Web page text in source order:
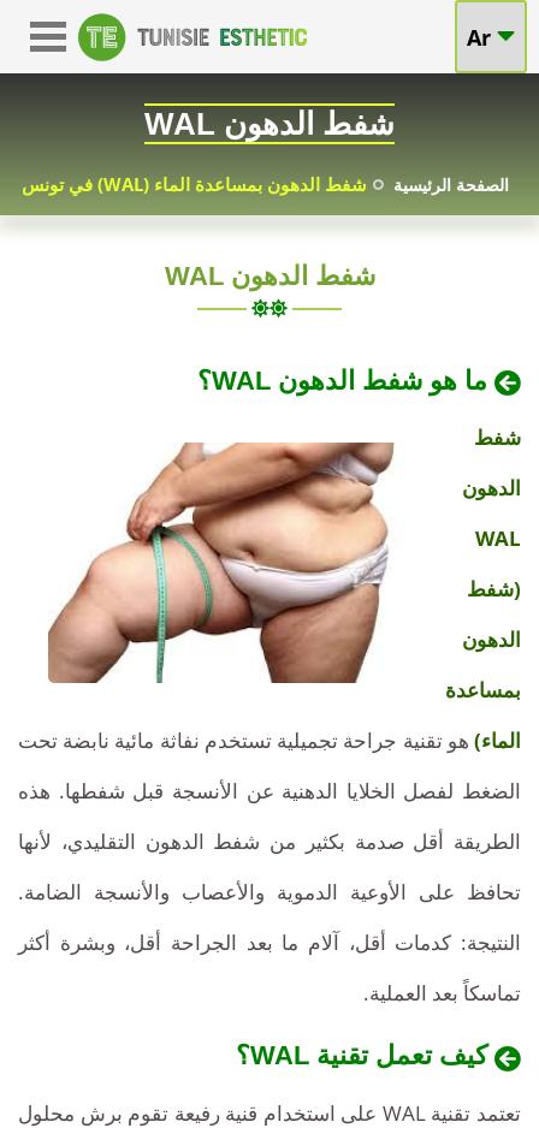
Ar
شفط الدهون WAL
الصفحة الرئيسية شفط الدهون بمساعدة الماء (WAL) في تونس
الدهون
WAL
في
تونس:
تقنية
لطيفة،
نتائج
طبيعية،
أسعار
تنافسية
شفط الدهون WAL
01-
لك
الدهون
WAL
(شفط
الدهون
الماء)
في
تونس
طريقة
للتخلص
من
الموضعية
مع
تعافي
سريع
ونتائج
تقدم
عيادتنا
أسعاراً
ما هو شفط الدهون WAL؟
شفط
الدهون
WAL
(شفط
الدهون
بمساعدة
الماء) هو تقنية جراحة تجميلية تستخدم نفاثة مائية نابضة تحت
الضغط لفصل الخلايا الدهنية عن الأنسجة قبل شفطها. هذه
الطريقة أقل صدمة بكثير من شفط الدهون التقليدي، لأنها
تحافظ على الأوعية الدموية والأعصاب والأنسجة الضامة.
النتيجة: كدمات أقل، آلام ما بعد الجراحة أقل، وبشرة أكثر
تماسكاً بعد العملية.
كيف تعمل تقنية WAL؟
تعتمد تقنية WAL على استخدام قنية رفيعة تقوم برش محلول